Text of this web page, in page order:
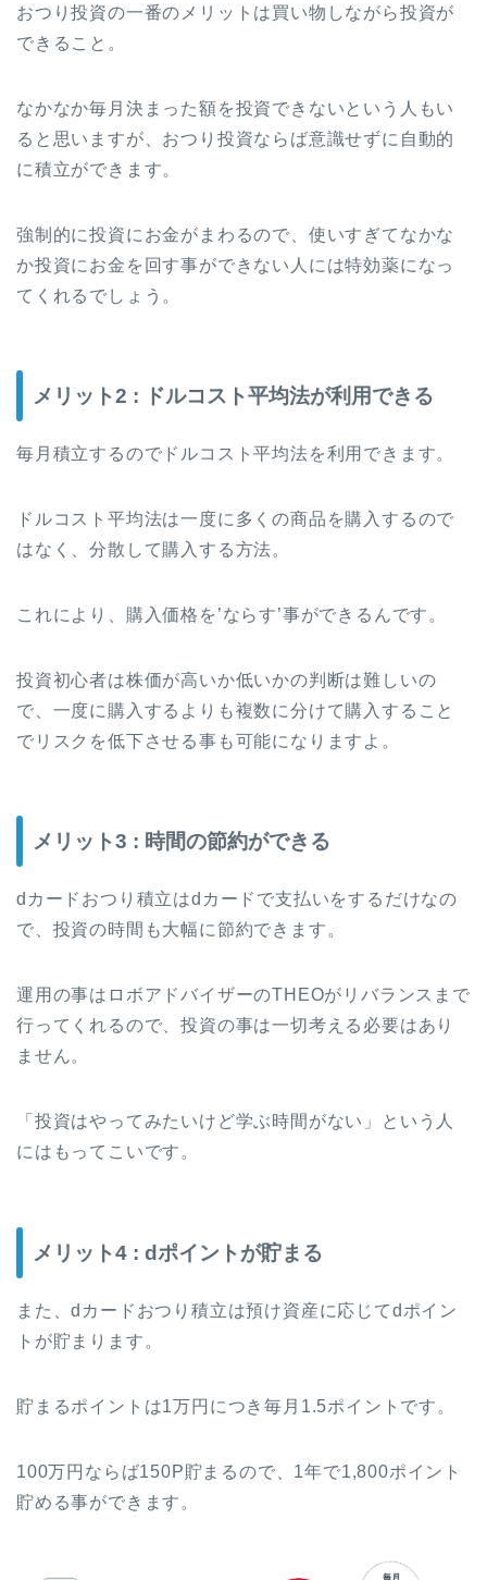
おつり投資の一番のメリットは買い物しながら投資が
できること。
なかなか毎月決まった額を投資できないという人もい
ると思いますが、おつり投資ならば意識せずに自動的
に積立ができます。
強制的に投資にお金がまわるので、使いすぎてなかな
か投資にお金を回す事ができない人には特効薬になっ
てくれるでしょう。
メリット2 : ドルコスト平均法が利用できる
毎月積立するのでドルコスト平均法を利用できます。
ドルコスト平均法は一度に多くの商品を購入するので
はなく、分散して購入する方法。
これにより、購入価格を’ならす’事ができるんです。
投資初心者は株価が高いか低いかの判断は難しいの
で、一度に購入するよりも複数に分けて購入すること
でリスクを低下させる事も可能になりますよ。
メリット3 : 時間の節約ができる
dカードおつり積立はdカードで支払いをするだけなの
で、投資の時間も大幅に節約できます。
運用の事はロボアドバイザーのTHEOがリバランスまで
行ってくれるので、投資の事は一切考える必要はあり
ません。
「投資はやってみたいけど学ぶ時間がない」という人
にはもってこいです。
メリット4 : dポイントが貯まる
また、dカードおつり積立は預け資産に応じてdポイン
トが貯まります。
貯まるポイントは1万円につき毎月1.5ポイントです。
100万円ならば150P貯まるので、1年で1,800ポイント
貯める事ができます。